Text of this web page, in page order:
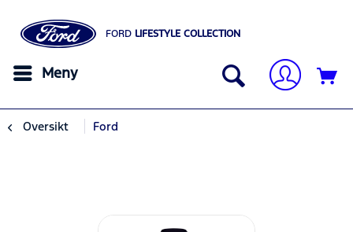
FORD LIFESTYLE COLLECTION
Meny
Oversikt Ford